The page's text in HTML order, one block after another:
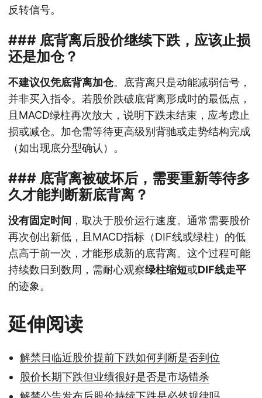
反转信号。
### 底背离后股价继续下跌，应该止损
还是加仓？
不建议仅凭底背离加仓。底背离只是动能减弱信号，
并非买入指令。若股价跌破底背离形成时的最低点，
且MACD绿柱再次放大，说明下跌未结束，应考虑止
损或减仓。加仓需等待更高级别背驰或走势结构完成
（如出现底分型确认）。
### 底背离被破坏后，需要重新等待多
久才能判断新底背离？
没有固定时间 ，取决于股价运行速度。通常需要股价
再次创出新低，且MACD指标（DIF线或绿柱）的低
点高于前一次，才能形成新的底背离。这个过程可能
持续数日到数周，需耐心观察绿柱缩短或DIF线走平
的迹象。
延伸阅读
解禁日临近股价提前下跌如何判断是否到位
股价长期下跌但业绩很好是否是市场错杀